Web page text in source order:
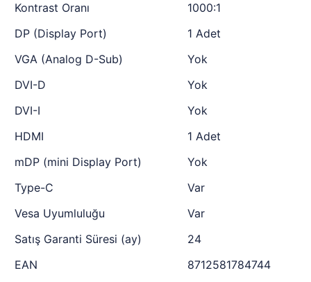
Kontrast Oranı
1000:1
DP (Display Port)
1 Adet
VGA (Analog D-Sub)
Yok
DVI-D
Yok
DVI-I
Yok
HDMI
1 Adet
mDP (mini Display Port)
Yok
Type-C
Var
Vesa Uyumluluğu
Var
Satış Garanti Süresi (ay)
24
EAN
8712581784744